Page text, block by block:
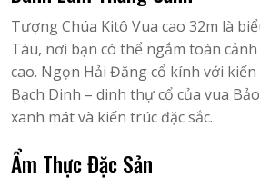
Tượng Chúa Kitô Vua cao 32m là
Tàu, nơi bạn có thể ngắm toàn
cao. Ngọn Hải Đăng cổ kính với
Bạch Dinh – dinh thự cổ của vua
xanh mát và kiến trúc đặc sắc.
Ẩm Thực Đặc Sản